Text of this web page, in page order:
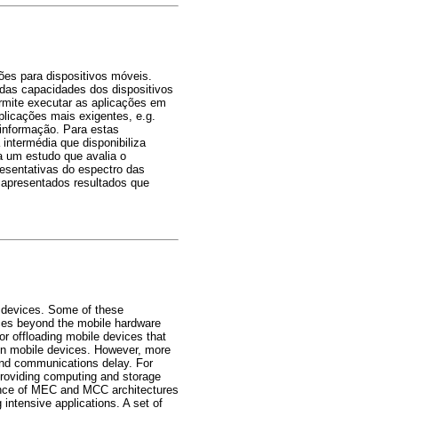
para dispositivos móveis.
capacidades dos dispositivos
executar as aplicações em
mais exigentes, e.g.
Para estas
que disponibiliza
um estudo que avalia o
do espectro das
apresentados resultados que
Some of these
beyond the mobile hardware
offloading mobile devices that
mobile devices. However, more
communications delay. For
computing and storage
of MEC and MCC architectures
intensive applications. A set of